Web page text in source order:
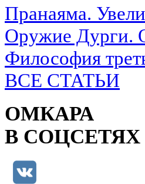
Пранаяма.
Оружие Дурги.
Философия
ВСЕ СТАТЬИ
ОМКАРА
В СОЦСЕТЯХ